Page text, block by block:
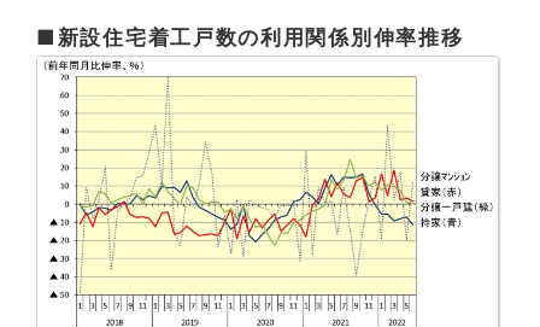
■新設住宅着工戸数の利用関係別伸率推移